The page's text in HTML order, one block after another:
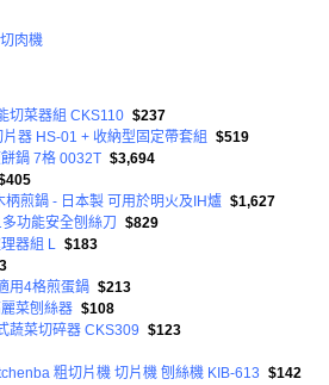
肉機
切菜器組 CKS110 $237
器 HS-01 + 收納型固定帶套組
$519
鍋 7格 0032T $3,694
柄煎鍋 - 日本製 可用於明火及IH爐 $1,627
功能安全刨絲刀 $829
器組 L $183
用4格煎蛋鍋 $213
菜刨絲器 $108
蔬菜切碎器 CKS309 $123
粗切片機 切片機 刨絲機 KIB-613 $142